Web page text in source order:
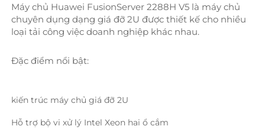
Máy chủ Huawei FusionServer 2288H V5 là máy chủ
chuyên dụng dạng giá đỡ 2U được thiết kế cho nhiều
loại tải công việc doanh nghiệp khác nhau.
Đặc điểm nổi bật:
kiến trúc máy chủ giá đỡ 2U
Hỗ trợ bộ vi xử lý Intel Xeon hai ổ cắm